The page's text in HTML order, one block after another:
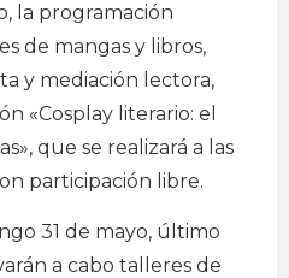
la programación
de mangas y libros,
y mediación lectora,
«Cosplay literario: el
que se realizará a las
participación libre.
31 de mayo, último
a cabo talleres de